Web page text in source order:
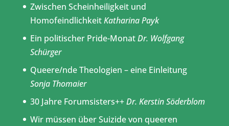
Zwischen Scheinheiligkeit und
HomofeindlichkeitKatharina Payk
Ein politischer Pride-MonatDr. Wolfgang
Schürger
Queere/nde Theologien – eine Einleitung
Sonja Thomaier
30 Jahre Forumsisters++Dr. Kerstin Söderblom
Wir müssen über Suizide von queeren